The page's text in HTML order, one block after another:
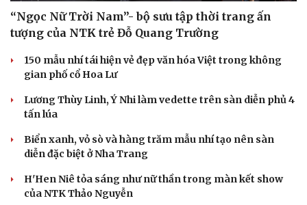
Di sản
“Ngọc Nữ Trời Nam”- bộ sưu tập thời trang ấn
tượng của NTK trẻ Đỗ Quang Trường
150 mẫu nhí tái hiện vẻ đẹp văn hóa Việt trong không
gian phố cổ Hoa Lư
Lương Thùy Linh, Ý Nhi làm vedette trên sàn diễn phủ 4
tấn lúa
Biển xanh, vỏ sò và hàng trăm mẫu nhí tạo nên sàn
diễn đặc biệt ở Nha Trang
H'Hen Niê tỏa sáng như nữ thần trong màn kết show
của NTK Thảo Nguyễn